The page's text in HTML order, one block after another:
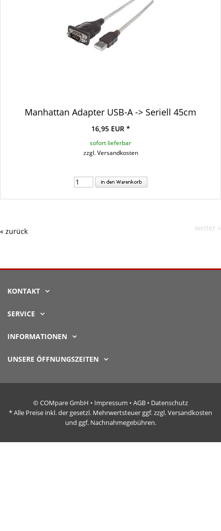
Manhattan Adapter USB-A -> Seriell 45cm
16,95 EUR *
sofort lieferbar
zzgl. Versandkosten
« zurück weiter »
KONTAKT
SERVICE
INFORMATIONEN
UNSERE ÖFFNUNGSZEITEN
© COMpare GmbH • Impressum • AGB • Datenschutz
* Alle Preise inkl. der gesetzl. Mehrwertsteuer ggf. zzgl. Versandkosten
und ggf. Nachnahmegebühren.